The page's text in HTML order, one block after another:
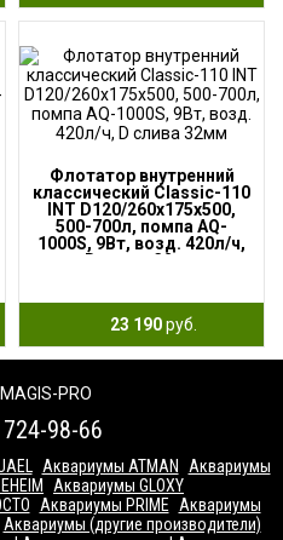
Флотатор внутренний
классический Classic-110
INT D120/260x175x500,
500-700л, помпа AQ-
1000S, 9Вт, возд. 420л/ч,
D слива 32мм
23 190руб.
98-66
Аквариумы ATMAN
Аквариумы
Аквариумы GLOXY
Аквариумы PRIME
Аквариумы
Аквариумы (другие производители)